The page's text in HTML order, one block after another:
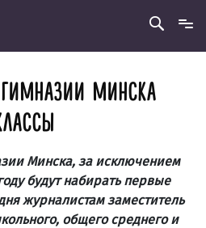
МИНСКА
Минска, за исключением
будут набирать первые
журналистам заместитель
общего среднего и